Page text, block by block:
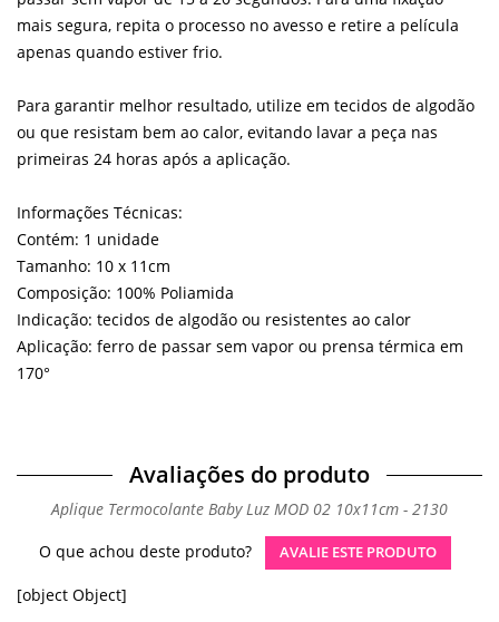
mais segura, repita o processo no avesso e retire a película
apenas quando estiver frio.
Para garantir melhor resultado, utilize em tecidos de algodão
ou que resistam bem ao calor, evitando lavar a peça nas
primeiras 24 horas após a aplicação.
Informações Técnicas:
Contém: 1 unidade
Tamanho: 10 x 11cm
Composição: 100% Poliamida
Indicação: tecidos de algodão ou resistentes ao calor
Aplicação: ferro de passar sem vapor ou prensa térmica em
170°
Avaliações do produto
Aplique Termocolante Baby Luz MOD 02 10x11cm - 2130
O que achou deste produto?
AVALIE ESTE PRODUTO
[object Object]